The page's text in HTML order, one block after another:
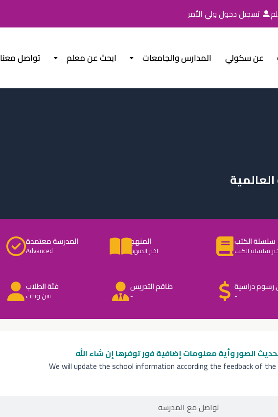
تسجيل دخول ولي الأمر
عن سكولي المدارس والجامعات ابحث عن معلم تواصل معنا
سلسلة الكتب
سلسلة الكتب
المنهج
اختر المنهج
المدرسة معتمدة
Advanced
دراسية
-
طاقم التدريس
-
فئة الطلاب
بنين وبنات
الصور وأية معلومات إضافيةفور توفرها إن شاء الله
We will update the school information according the feedback of
تواصل مع المدرسه